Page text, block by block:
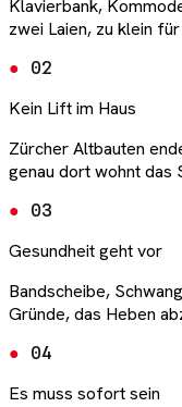
Klavierbank,
zwei Laien, zu klein
02
Kein Lift im Haus
Zürcher Altbauten
genau dort wohnt das
03
Gesundheit geht vor
Bandscheibe,
Gründe, das Heben
04
Es muss sofort sein